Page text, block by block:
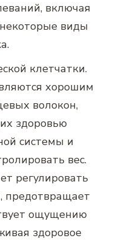
включая
виды
клетчатки.
хорошим
волокон,
здоровью
системы и
вес.
регулировать
предотвращает
ощущению
здоровое